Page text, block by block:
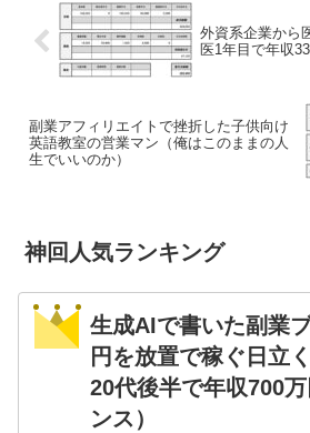
外資系企業から
医1年目で年収
副業アフィリエイトで挫折した子供向け
英語教室の営業マン（俺はこのままの人
生でいいのか）
神回人気ランキング
生成AIで書いた副業
円を放置で稼ぐ日立
20代後半で年収700
ンス）